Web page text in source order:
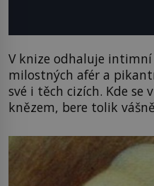
V knize odhaluje intimní
milostných afér a
své i těch cizích. Kde se
knězem, bere tolik